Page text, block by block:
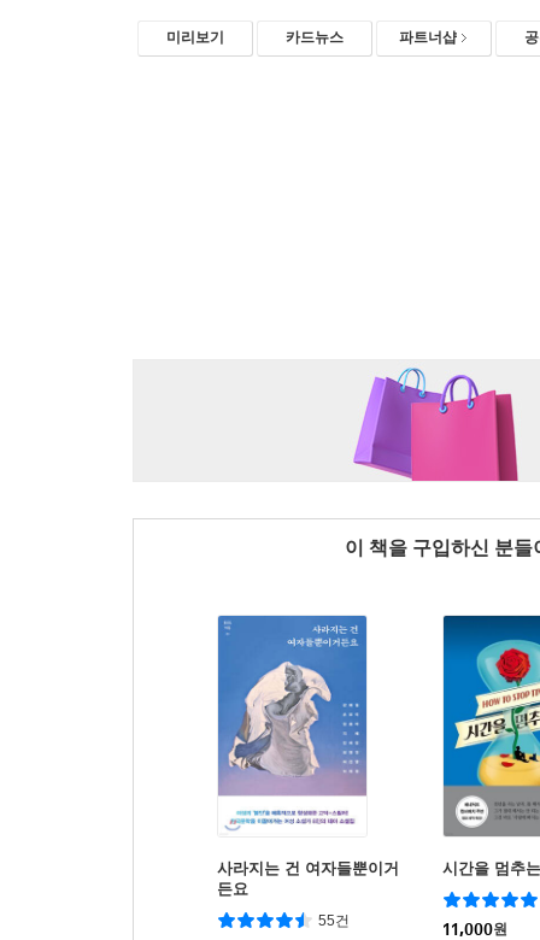
미리보기 카드뉴스 파트너샵
이 책을 구입하신 분
사라지는 건 여자들뿐이거
든요
55건
시간을 멈추
11,000원